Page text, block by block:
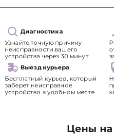
Диагностика
Узнайте точную причину
неисправности вашего
устройства через 30 минут
Выезд курьера
Бесплатный курьер, который
заберет неисправное
устройство в удобном месте.
Цены на